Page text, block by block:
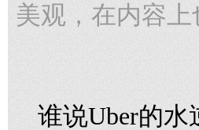
美观，在内容
谁说Uber的水